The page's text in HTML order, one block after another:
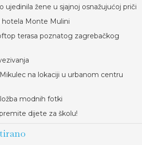
ujedinila žene u sjajnoj osnažujućoj priči
hotela Monte Mulini
terasa poznatog zagrebačkog
na lokaciji u urbanom centru
modnih fotki
dijete za školu!